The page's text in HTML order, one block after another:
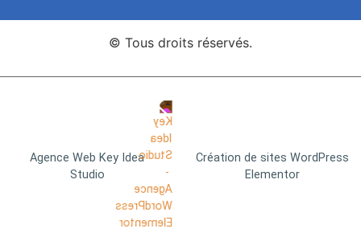
© Tous droits réservés.
Agence Web Key Idea
Studio
Création de sites WordPress
Elementor